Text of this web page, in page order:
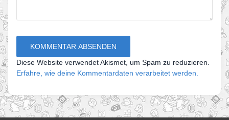
Diese Website verwendet Akismet, um Spam zu reduzieren.
Erfahre, wie deine Kommentardaten verarbeitet werden.